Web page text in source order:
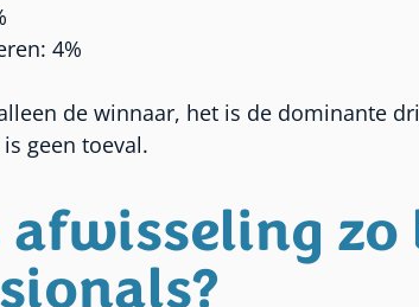
4%
de winnaar, het is de dominante
geen toeval.
afwisseling